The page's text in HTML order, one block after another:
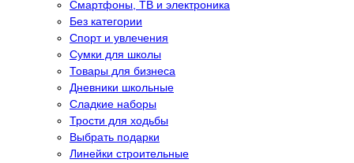
Смартфоны, ТВ и электроника
Без категории
Спорт и увлечения
Сумки для школы
Товары для бизнеса
Дневники школьные
Сладкие наборы
Трости для ходьбы
Выбрать подарки
Линейки строительные